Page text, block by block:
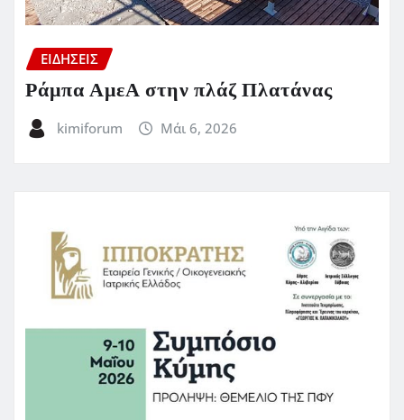
ΕΙΔΗΣΕΙΣ
Ράμπα ΑμεΑ στην πλάζ Πλατάνας
kimiforum Μάι 6, 2026